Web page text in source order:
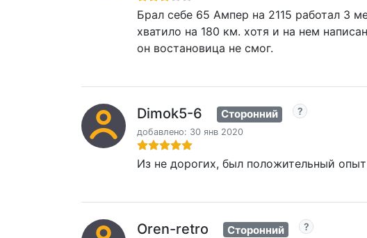
Брал себе 65 Ампер на 2115 работал 3
хватило на 180 км. хотя и на нем
он востановица не смог.
Dimok5-6 Сторонний
добавлено: 30 янв 2020
Из не дорогих, был положительный
Oren-retro Сторонний